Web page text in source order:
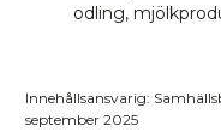
odling,
Innehållsansvarig:
september 2025